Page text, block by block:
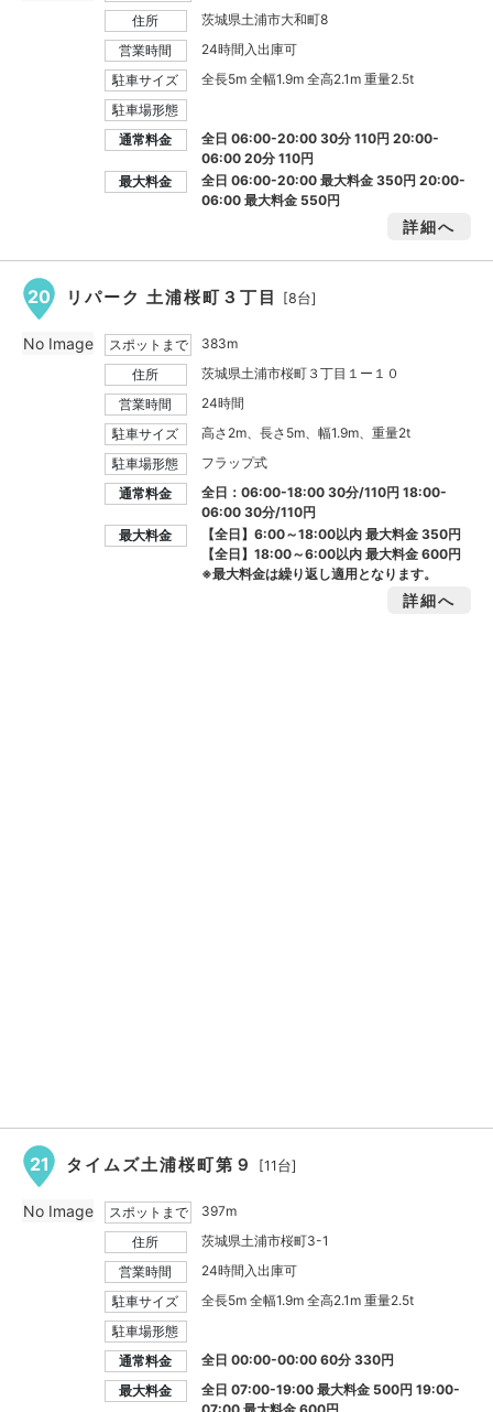
住所
茨城県土浦市大和町8
営業時間
24時間入出庫可
駐車サイズ
全長5m 全幅1.9m 全高2.1m 重量2.5t
駐車場形態
通常料金
全日 06:00-20:00 30分 110円 20:00-
06:00 20分 110円
最大料金
全日 06:00-20:00 最大料金350円20:00-
06:00 最大料金 550円
詳細へ
20 リパーク 土浦桜町３丁目 [8台]
スポットまで
383m
住所
茨城県土浦市桜町３丁目１ー１０
営業時間
24時間
駐車サイズ
高さ2m、長さ5m、幅1.9m、重量2t
駐車場形態
フラップ式
通常料金
全日：06:00-18:00 30分/110円 18:00-
06:00 30分/110円
最大料金
【全日】6:00～18:00以内 最大料金350円
【全日】18:00～6:00以内 最大料金600円
※最大料金は繰り返し適用となります。
詳細へ
No Image
21 タイムズ土浦桜町第９ [11台]
スポットまで
397m
住所
茨城県土浦市桜町3-1
営業時間
24時間入出庫可
駐車サイズ
全長5m 全幅1.9m 全高2.1m 重量2.5t
駐車場形態
通常料金
全日 00:00-00:00 60分 330円
最大料金
全日 07:00-19:00 最大料金 500円19:00-
No Image